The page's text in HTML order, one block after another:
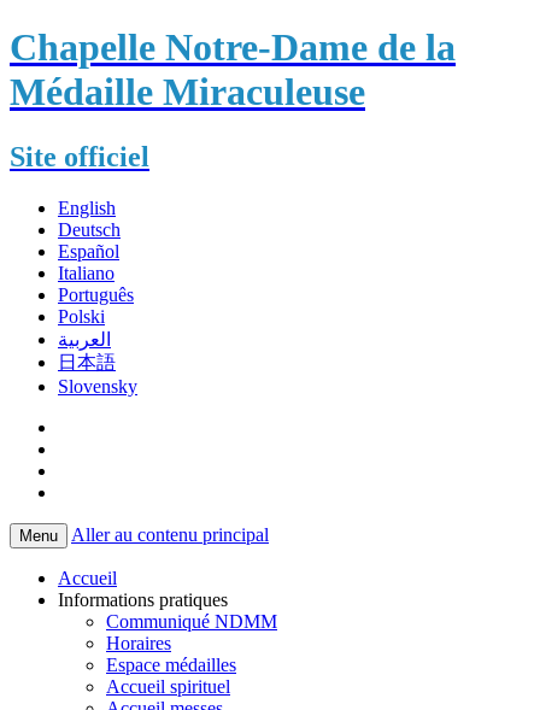
Chapelle Notre-Dame de la
Médaille Miraculeuse
Site officiel
English
Deutsch
Español
Italiano
Português
Polski
العربية
日本語
Slovensky
Menu Aller au contenu principal
Accueil
Informations pratiques
Communiqué NDMM
Horaires
Espace médailles
Accueil spirituel